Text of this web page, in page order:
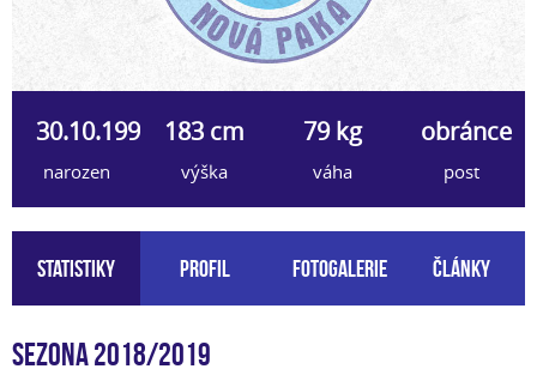
30.10.1998
narozen
183 cm
výška
79 kg
váha
obránce
post
Statistiky Profil Fotogalerie Články
Sezona 2018/2019